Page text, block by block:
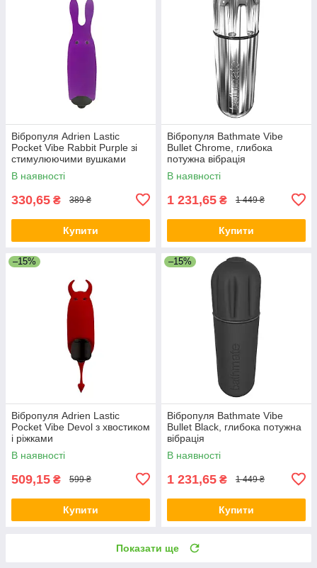
Вібропуля Adrien Lastic
Pocket Vibe Rabbit Purple зі
стимулюючими вушками
В наявності
330,65 ₴ 389 ₴
Купити
Вібропуля Bathmate Vibe
Bullet Chrome, глибока
потужна вібрація
В наявності
1 231,65 ₴ 1 449 ₴
Купити
–15%
Вібропуля Adrien Lastic
Pocket Vibe Devol з хвостиком
і ріжками
В наявності
509,15 ₴ 599 ₴
Купити
–15%
Вібропуля Bathmate Vibe
Bullet Black, глибока потужна
вібрація
В наявності
1 231,65 ₴ 1 449 ₴
Купити
Показати ще